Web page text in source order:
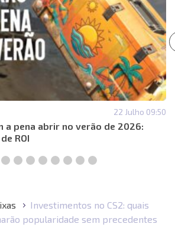
22 Julho 09:50
a pena abrir no verão de 2026:
ROI
Investimentos no CS2: quais
popularidade sem precedentes